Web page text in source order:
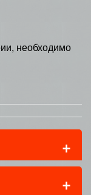
необходимо
+
+